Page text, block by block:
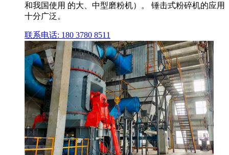
和我国使用 的大、中型磨粉机）。 锤击式粉碎机的应用
十分广泛。
联系电话: 180 3780 8511